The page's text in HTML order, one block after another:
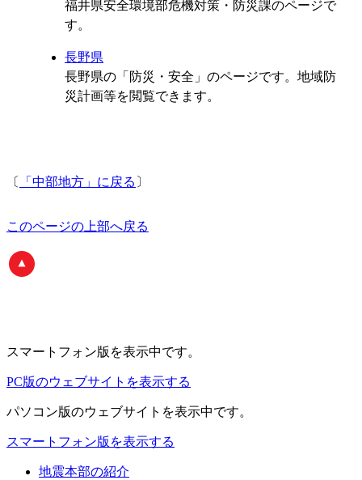
福井県安全環境部危機対策・防災課のページで
す。
長野県
長野県の「防災・安全」のページです。地域防
災計画等を閲覧できます。
〔 「中部地方」に戻る 〕
このページの上部へ戻る
スマートフォン版 を表示中です。
PC版のウェブサイトを表示する
パソコン版のウェブサイトを表示中です。
スマートフォン版を表示する
地震本部の紹介